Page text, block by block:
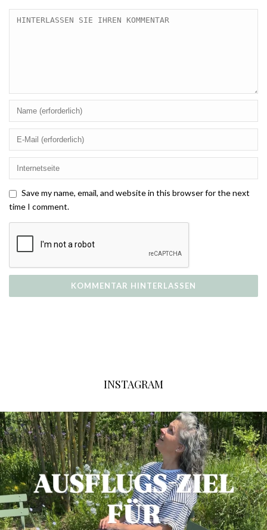
Save my name, email, and website in this browser for the next
time I comment.
INSTAGRAM